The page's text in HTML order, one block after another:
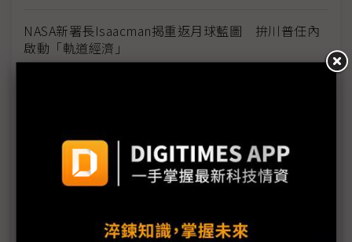
NASA新署長Isaacman揭重返月球藍圖 拚川普任內
啟動「軌道經濟」
黃仁勳誠聘Groq 員工股權「折現」約9成隨CEO加
入NVIDIA